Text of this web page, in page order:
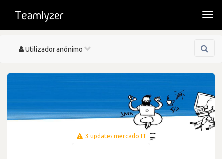
Toggle
Utilizador anónimo
3 updates mercado IT